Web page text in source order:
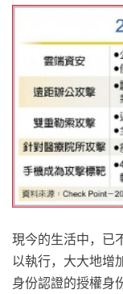
現今的生活中，已
以執行，大大地增
身份認證的授權身